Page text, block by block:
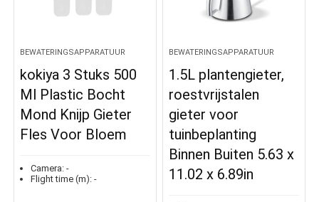
BEWATERINGSAPPARATUUR
kokiya 3 Stuks 500
Ml Plastic Bocht
Mond Knijp Gieter
Fles Voor Bloem
Camera: -
Flight time (m): -
BEWATERINGSAPPARATUUR
1.5L plantengieter,
roestvrijstalen
gieter voor
tuinbeplanting
Binnen Buiten 5.63 x
11.02 x 6.89in